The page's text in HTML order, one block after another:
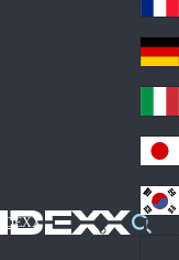
IDEXX
d
Fra
nc
e
Ge
an
y
Ital
y
Jap
an
Ko